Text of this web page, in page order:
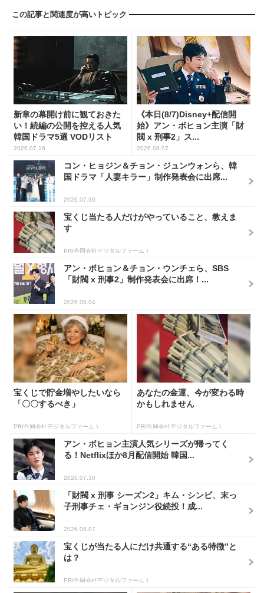
この記事と関連度が高いトピック
新章の幕開け前に観ておきた
い！続編の公開を控える人気
韓国ドラマ5選 VODリスト
2026.07.16
《本日(8/7)Disney+配信開
始》アン・ボヒョン主演「財
閥 x 刑事2」ス...
2026.08.07
コン・ヒョジン＆チョン・ジュンウォンら、韓
国ドラマ「人妻キラー」制作発表会に出席...
2026.07.30
宝くじ当たる人だけがやっていること、教えま
す
PR(合同会社デジタルファーム )
アン・ボヒョン＆チョン・ウンチェら、SBS
「財閥 x 刑事2」制作発表会に出席！...
2026.08.04
宝くじで貯金増やしたいなら
「〇〇するべき」
PR(合同会社デジタルファーム )
あなたの金運、今が変わる時
かもしれません
PR(合同会社デジタルファーム )
アン・ボヒョン主演人気シリーズが帰ってく
る！Netflixほか8月配信開始 韓国...
2026.07.30
「財閥 x 刑事 シーズン2」キム・シンビ、末っ
子刑事チェ・ギョンジン役続投！成...
2026.08.07
宝くじが当たる人にだけ共通する“ある特徴”と
は？
PR(合同会社デジタルファーム )